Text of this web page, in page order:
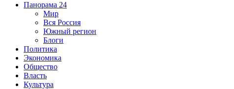
Панорама 24
Мир
Вся Россия
Южный регион
Блоги
Политика
Экономика
Общество
Власть
Культура